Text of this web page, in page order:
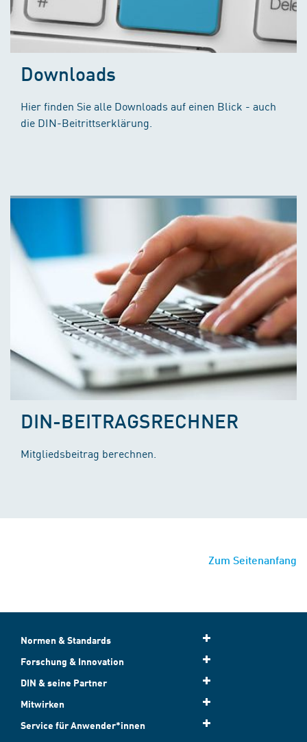
Downloads
Hier finden Sie alle Downloads auf einen Blick - auch
die DIN-Beitrittserklärung.
DIN-BEITRAGSRECHNER
Mitgliedsbeitrag berechnen.
Zum Seitenanfang
Normen & Standards
Forschung & Innovation
DIN & seine Partner
Mitwirken
Service für Anwender*innen